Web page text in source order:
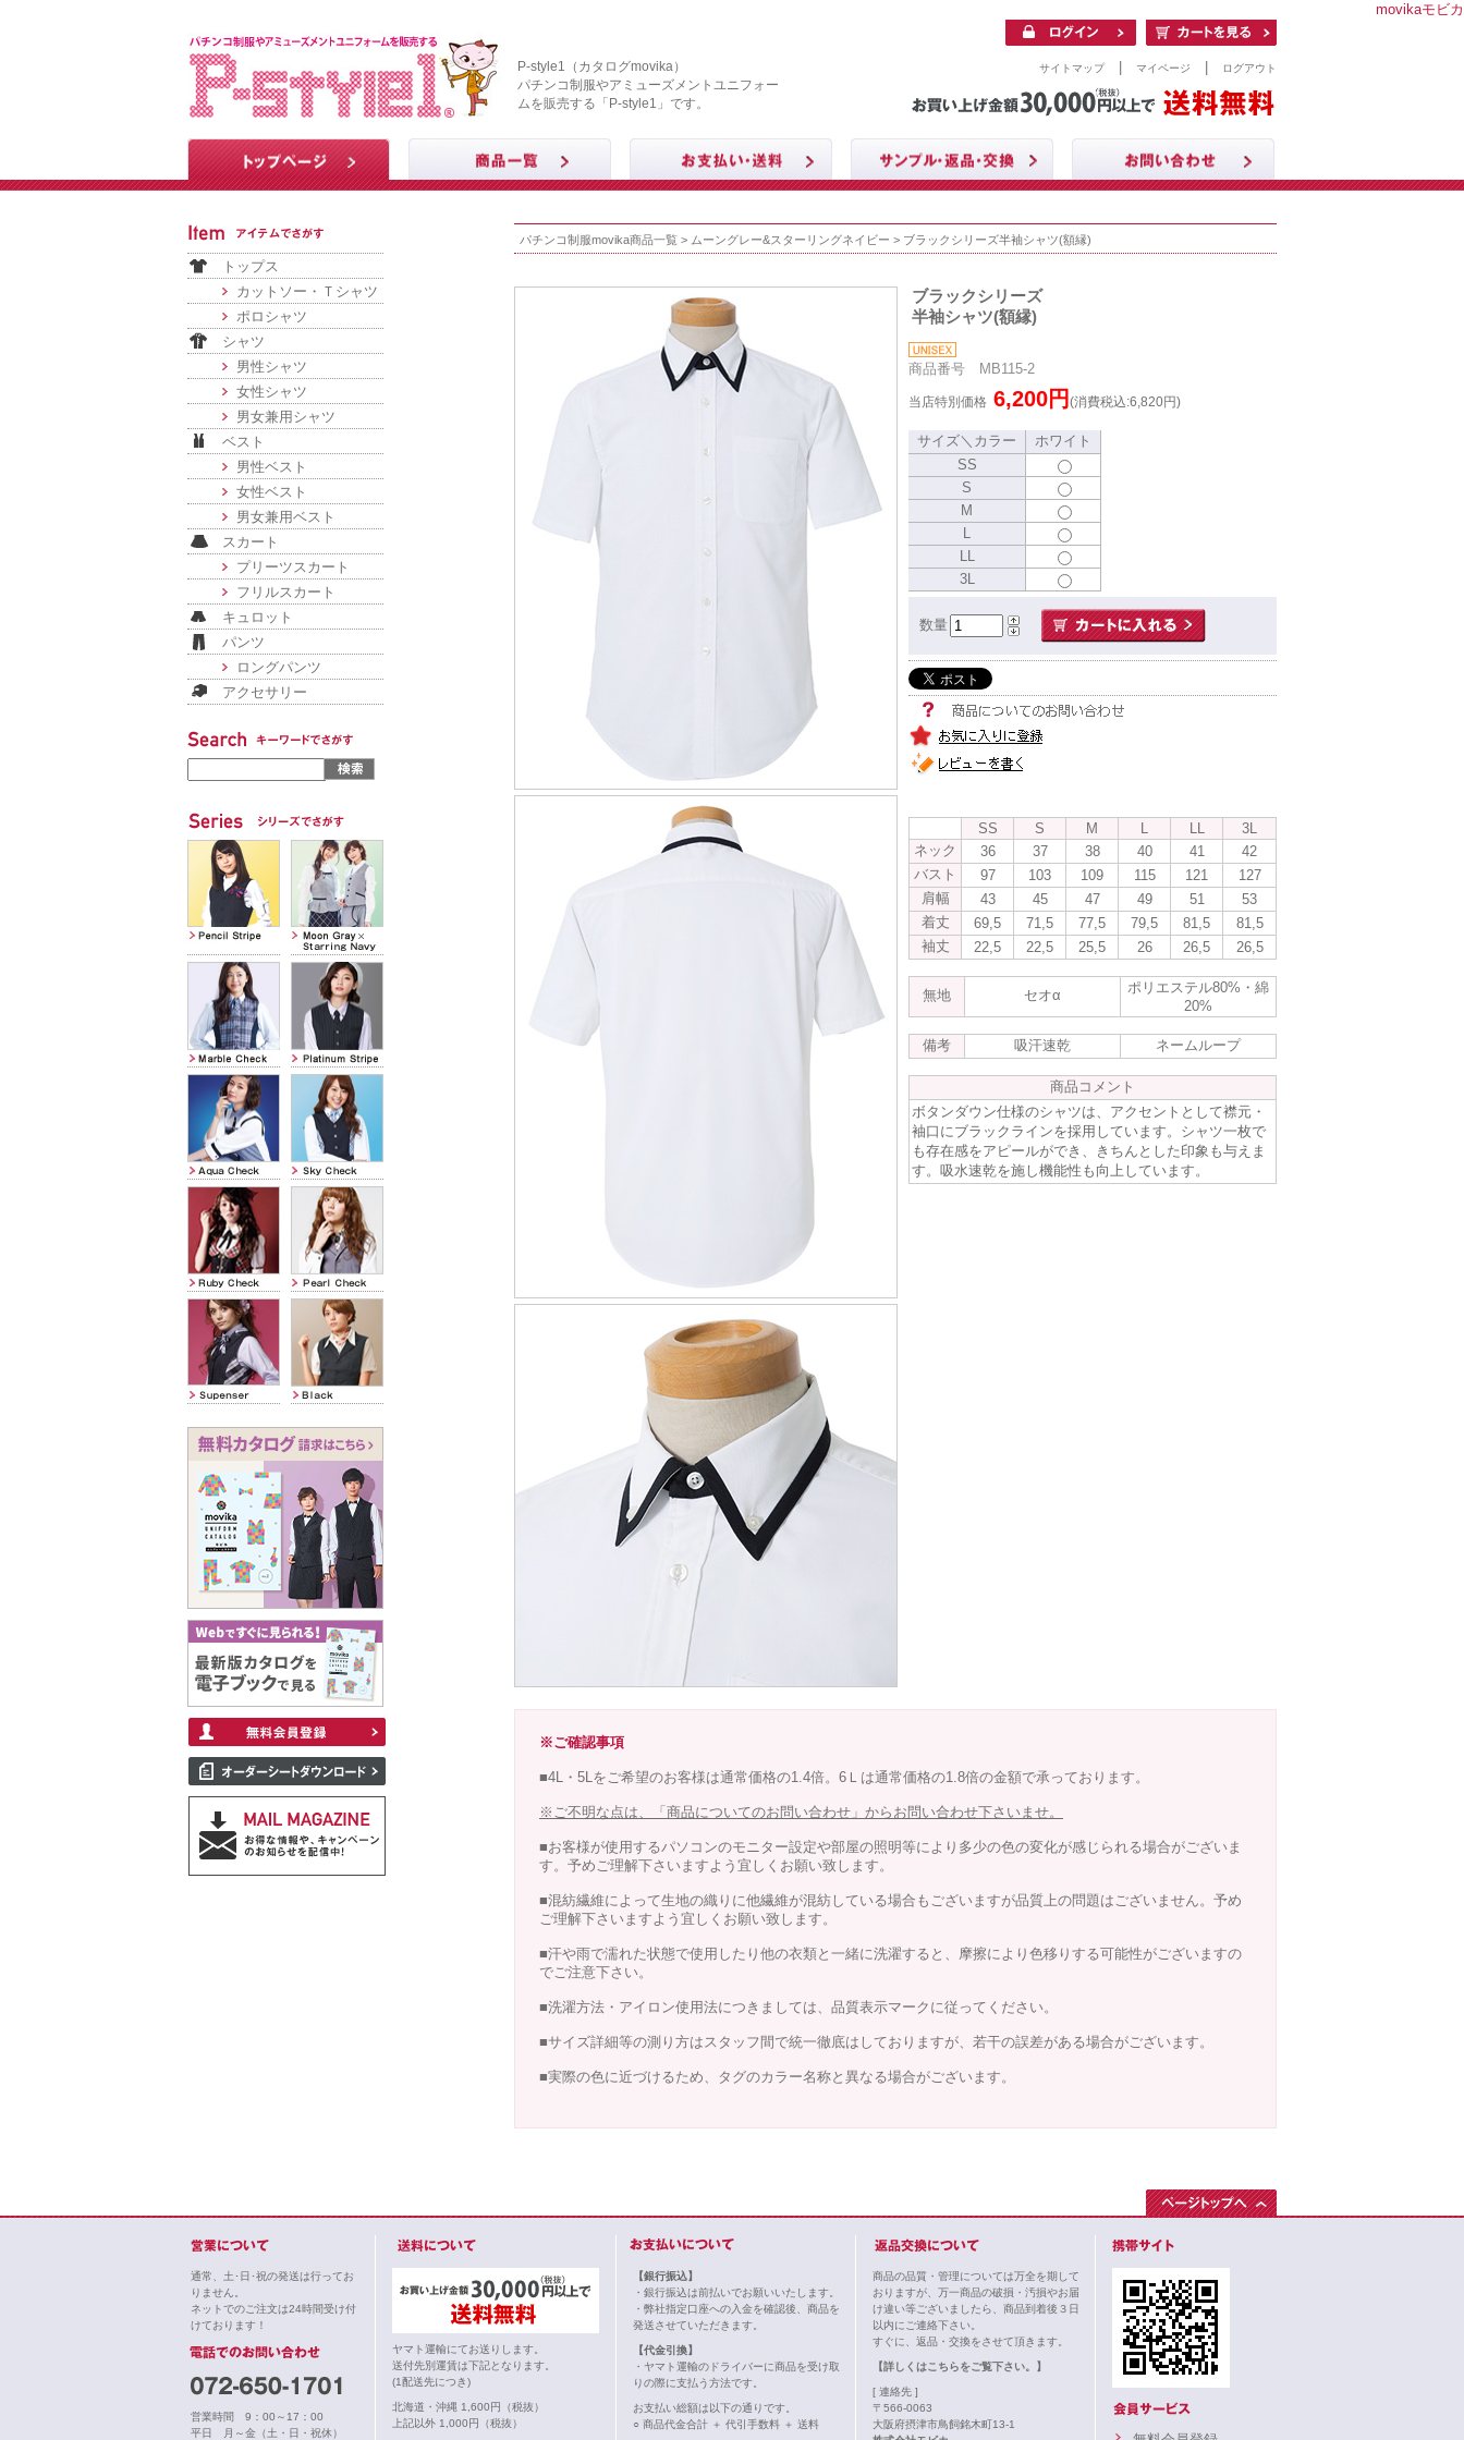
movikaモビカ
P-style1（カタログmovika）
パチンコ制服やアミューズメントユニフォー
ムを販売する「P-style1」です。
サイトマップ| マイページ ログアウト
トップス
カットソー・Ｔシャツ
ポロシャツ
シャツ
男性シャツ
女性シャツ
男女兼用シャツ
ベスト
男性ベスト
女性ベスト
男女兼用ベスト
スカート
プリーツスカート
フリルスカート
キュロット
パンツ
ロングパンツ
アクセサリー
パチンコ制服movika商品一覧 > ムーングレー&スターリングネイビー > ブラックシリーズ半袖シャツ(額縁)
ブラックシリーズ
半袖シャツ(額縁)
商品番号 MB115-2
当店特別価格 6,200円 (消費税込:6,820円)
サイズ＼カラー
ホワイト
SS
S
M
L
LL
3L
数量
SS S M L LL
3L
ネック
36 37 38 40 41
42
バスト
97 103 109 115 121
127
肩幅
43 45 47 49 51
53
着丈
69,5 71,5 77,5 79,5 81,5
81,5
袖丈
22,5 22,5 25,5 26 26,5 26,5
無地 セオα
ポリエステル80%・綿
20%
備考 吸汗速乾 ネームループ
商品コメント
ボタンダウン仕様のシャツは、アクセントとして襟元・
袖口にブラックラインを採用しています。シャツ一枚で
も存在感をアピールができ、きちんとした印象も与えま
す。吸水速乾を施し機能性も向上しています。
※ご確認事項
■4L・5Lをご希望のお客様は通常価格の1.4倍。6Ｌは通常価格の1.8倍の金額で承っております。
※ご不明な点は、「商品についてのお問い合わせ」からお問い合わせ下さいませ。
■お客様が使用するパソコンのモニター設定や部屋の照明等により多少の色の変化が感じられる場合がございま
す。予めご理解下さいますよう宜しくお願い致します。
■混紡繊維によって生地の織りに他繊維が混紡している場合もございますが品質上の問題はございません。予め
ご理解下さいますよう宜しくお願い致します。
■汗や雨で濡れた状態で使用したり他の衣類と一緒に洗濯すると、摩擦により色移りする可能性がございますの
でご注意下さい。
■洗濯方法・アイロン使用法につきましては、品質表示マークに従ってください。
■サイズ詳細等の測り方はスタッフ間で統一徹底はしておりますが、若干の誤差がある場合がございます。
■実際の色に近づけるため、タグのカラー名称と異なる場合がございます。
通常、土･日･祝の発送は行ってお
りません。
ネットでのご注文は24時間受け付
けております！
営業時間 9：00～17：00
平日 月～金（土・日・祝休）
ヤマト運輸にてお送りします。
送付先別運賃は下記となります。
(1配送先につき)
北海道・沖縄 1,600円（税抜）
上記以外 1,000円（税抜）
【銀行振込】
・銀行振込は前払いでお願いいたします。
・弊社指定口座への入金を確認後、商品を
発送させていただきます。
【代金引換】
・ヤマト運輸のドライバーに商品を受け取
りの際に支払う方法です。
お支払い総額は以下の通りです。
○ 商品代金合計 ＋ 代引手数料 ＋ 送料
商品の品質・管理については万全を期して
おりますが、万一商品の破損・汚損やお届
け違い等ございましたら、商品到着後３日
以内にご連絡下さい。
すぐに、返品・交換をさせて頂きます。
【詳しくはこちらをご覧下さい。】
[ 連絡先 ]
〒566-0063
大阪府摂津市鳥飼銘木町13-1